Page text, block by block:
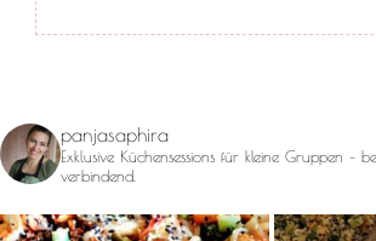
panjasaphira
Exklusive Küchensessions für kleine Gruppen –
verbindend.